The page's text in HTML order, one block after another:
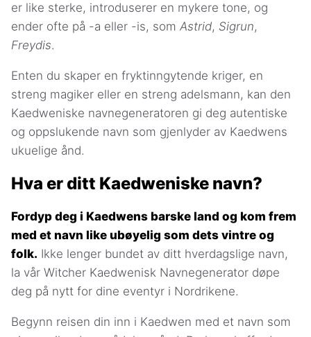
er like sterke, introduserer en mykere tone, og
ender ofte på -a eller -is, som Astrid, Sigrun,
Freydis.
Enten du skaper en fryktinngytende kriger, en
streng magiker eller en streng adelsmann, kan den
Kaedweniske navnegeneratoren gi deg autentiske
og oppslukende navn som gjenlyder av Kaedwens
ukuelige ånd.
Hva er ditt Kaedweniske navn?
Fordyp deg i Kaedwens barske land og kom frem
med et navn like ubøyelig som dets vintre og
folk. Ikke lenger bundet av ditt hverdagslige navn,
la vår Witcher Kaedwenisk Navnegenerator døpe
deg på nytt for dine eventyr i Nordrikene.
Begynn reisen din inn i Kaedwen med et navn som